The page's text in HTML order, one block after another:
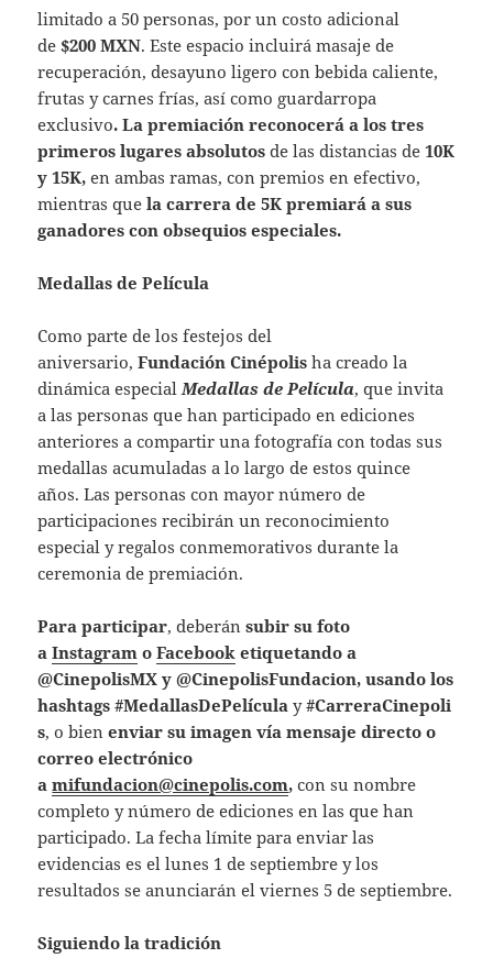
limitado a 50 personas, por un costo adicional
de$200 MXN. Este espacio incluirá masaje de
recuperación, desayuno ligero con bebida caliente,
frutas y carnes frías, así como guardarropa
exclusivo. La premiación reconocerá a los tres
primeros lugares absolutos de las distancias de10K
y 15K, en ambas ramas, con premios en efectivo,
mientras quela carrera de 5K premiará a sus
ganadores con obsequios especiales.
Medallas de Película
Como parte de los festejos del
aniversario,Fundación Cinépolis ha creado la
dinámica especial Medallas de Película, que invita
a las personas que han participado en ediciones
anteriores a compartir una fotografía con todas sus
medallas acumuladas a lo largo de estos quince
años. Las personas con mayor número de
participaciones recibirán un reconocimiento
especial y regalos conmemorativos durante la
ceremonia de premiación.
Para participar, deberánsubir su foto
aInstagram oFacebook etiquetando a
@CinepolisMX y @CinepolisFundacion, usando los
hashtags #MedallasDePelícula y#CarreraCinepoli
s, o bienenviar su imagen vía mensaje directo o
correo electrónico
amifundacion@cinepolis.com, con su nombre
completo y número de ediciones en las que han
participado. La fecha límite para enviar las
evidencias es el lunes 1 de septiembre y los
resultados se anunciarán el viernes 5 de septiembre.
Siguiendo la tradición